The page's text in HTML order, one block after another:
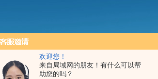
欢迎您！
来自局域网的朋友！有什么可以帮
助您的吗？